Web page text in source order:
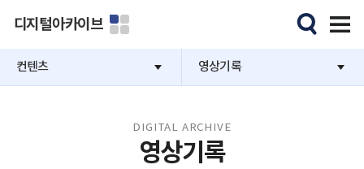
디지털아카이브
컨텐츠 영상기록
DIGITAL ARCHIVE
영상기록